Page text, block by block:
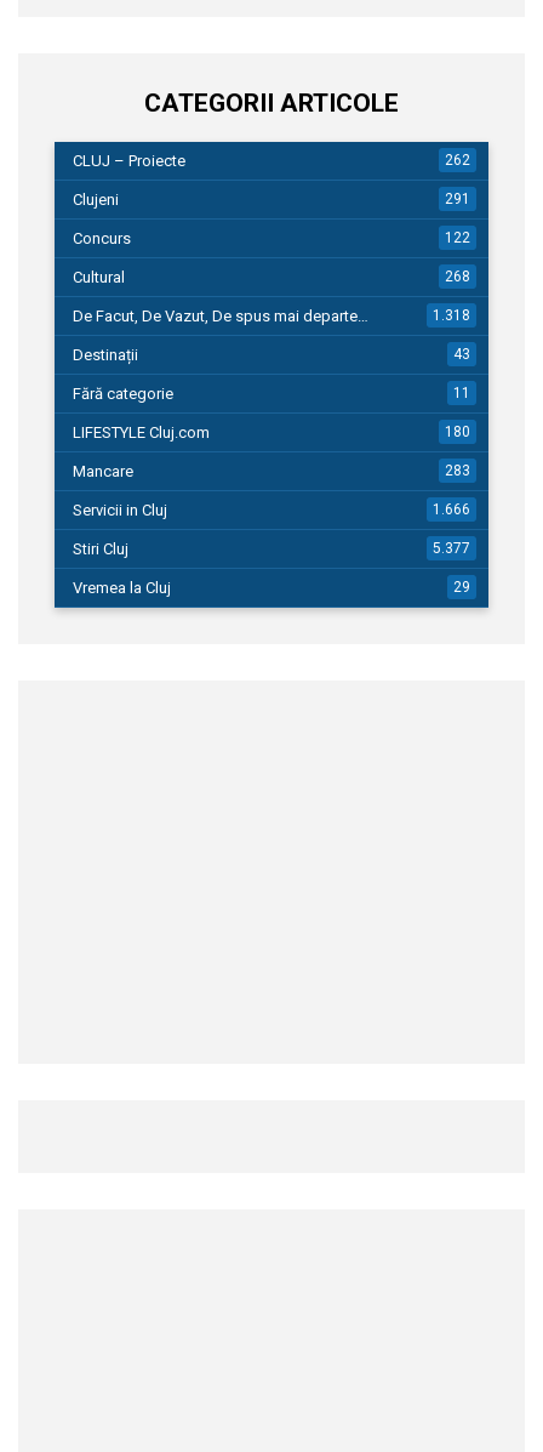
CATEGORII ARTICOLE
CLUJ – Proiecte 262
Clujeni 291
Concurs 122
Cultural 268
De Facut, De Vazut, De spus mai departe… 1.318
Destinații 43
Fără categorie 11
LIFESTYLE Cluj.com 180
Mancare 283
Servicii in Cluj 1.666
Stiri Cluj 5.377
Vremea la Cluj 29